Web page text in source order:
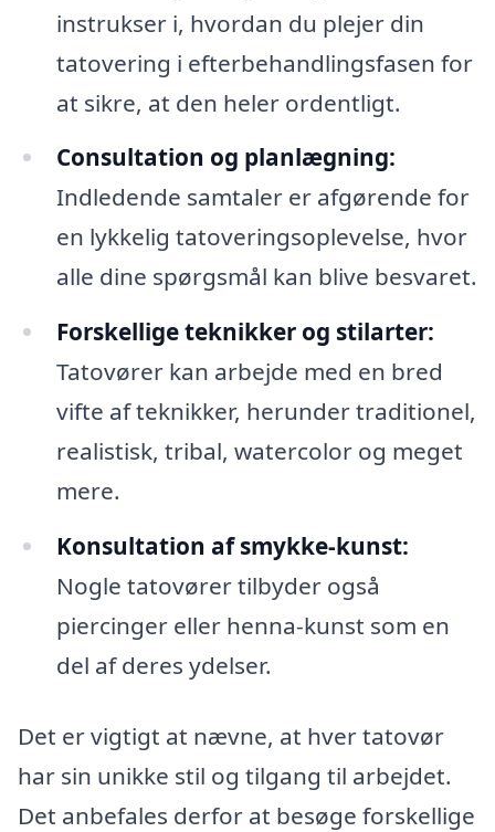
instrukser i, hvordan du plejer din
tatovering i efterbehandlingsfasen for
at sikre, at den heler ordentligt.
Consultation og planlægning:
Indledende samtaler er afgørende for
en lykkelig tatoveringsoplevelse, hvor
alle dine spørgsmål kan blive besvaret.
Forskellige teknikker og stilarter:
Tatovører kan arbejde med en bred
vifte af teknikker, herunder traditionel,
realistisk, tribal, watercolor og meget
mere.
Konsultation af smykke-kunst:
Nogle tatovører tilbyder også
piercinger eller henna-kunst som en
del af deres ydelser.
Det er vigtigt at nævne, at hver tatovør
har sin unikke stil og tilgang til arbejdet.
Det anbefales derfor at besøge forskellige